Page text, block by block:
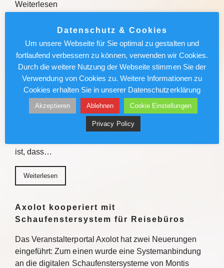
Weiterlesen
Weiterlesen
Sven Förster ist Biersommelier:
„Schmeckt mir nicht, akzeptiere ich
nicht“
Er hat seine Leidenschaft zum Beruf gemacht: Sven
Förster ist Biersommelier und ein absoluter
Genussmensch. Der Wahlmünsteraner erklärt, was ein
ist, dass…
Weiterlesen
Axolot kooperiert mit
Schaufenstersystem für Reisebüros
Das Veranstalterportal Axolot hat zwei Neuerungen
eingeführt: Zum einen wurde eine Systemanbindung
an die digitalen Schaufenstersysteme von Montis
Datenschutz & Cookies
Um unsere Webseite für Sie optimal zu gestalten und
fortlaufend verbessern zu können, verwenden wir Cookies.
Durch die weitere Nutzung der Webseite stimmen Sie der
Verwendung von Cookies zu. Weitere Informationen zu
Cookies erhalten Sie in unserer Datenschutzerklärung
Akzeptieren Ablehnen Cookie Einstellungen
Privacy Policy